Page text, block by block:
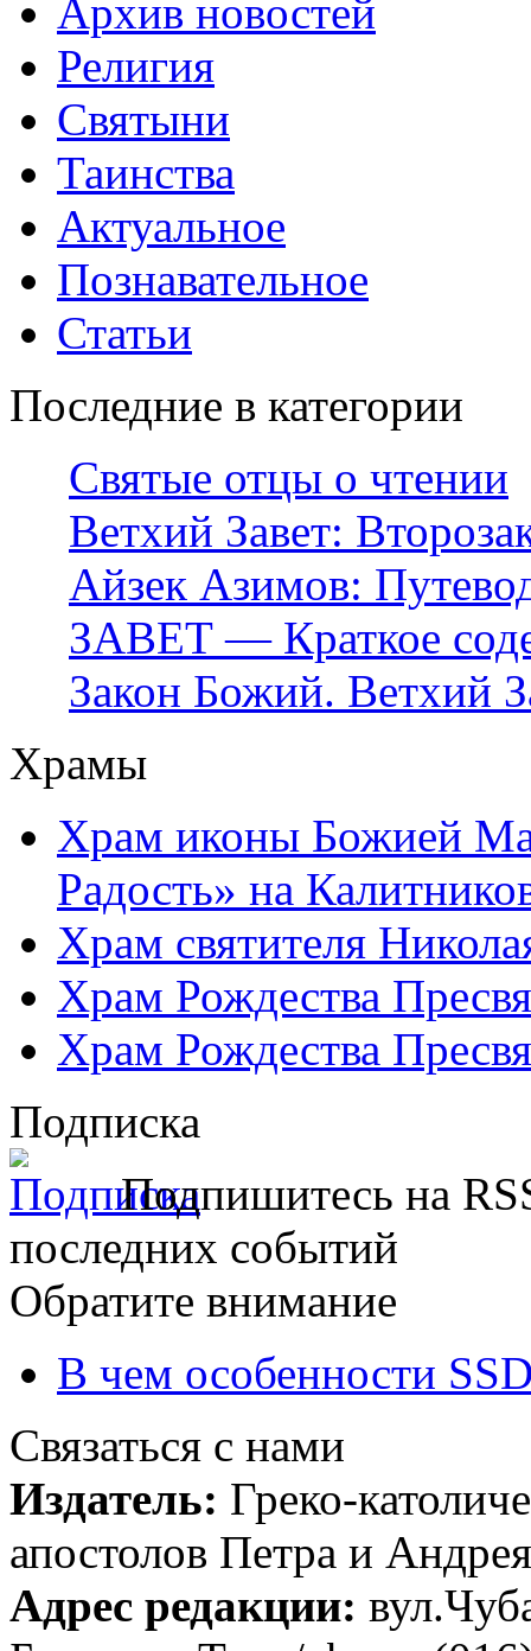
Архив новостей
Религия
Святыни
Таинства
Актуальное
Познавательное
Статьи
Последние в категории
Святые отцы о чтении
Ветхий Завет:
Айзек Азимов:
ЗАВЕТ — Краткое
Закон Божий. Ветхий
Храмы
Храм иконы Божией
Радость» на
Храм святителя
Храм Рождества
Храм Рождества
Подписка
Подпишитесь на
последних событий
Обратите внимание
В чем особенности
Связаться с нами
Издатель: Греко-
апостолов Петра и
Адрес редакции: